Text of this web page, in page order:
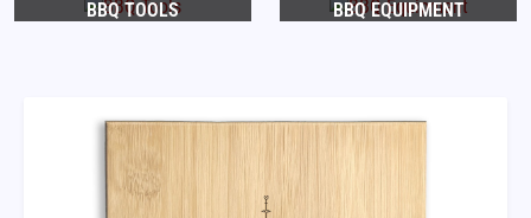
BBQ TOOLS BBQ EQUIPMENT